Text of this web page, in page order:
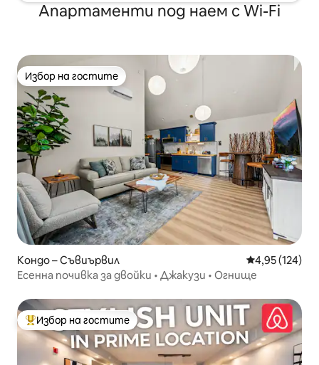
Апартаменти под наем с Wi-Fi
Избор на гостите
Избор на гостите
Кондо – Съвиървил Средна
4,95 (124)
Есенна почивка за двойки • Джакузи • Огнище
Най-популярен избор на гостите
Избор на гостите